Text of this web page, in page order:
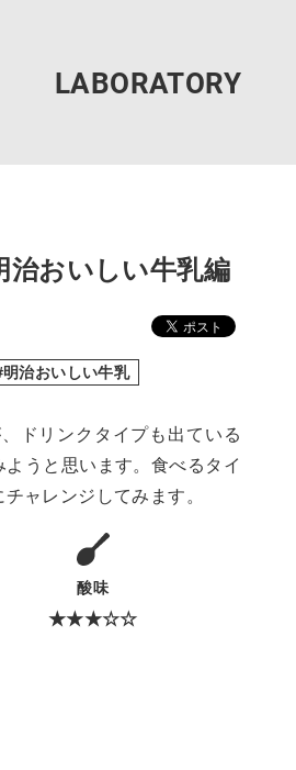
おいしい牛乳編
明治おいしい牛乳
ドリンクタイプも出ている
うと思います。食べるタイ
ャレンジしてみます。
酸味
★★★☆☆